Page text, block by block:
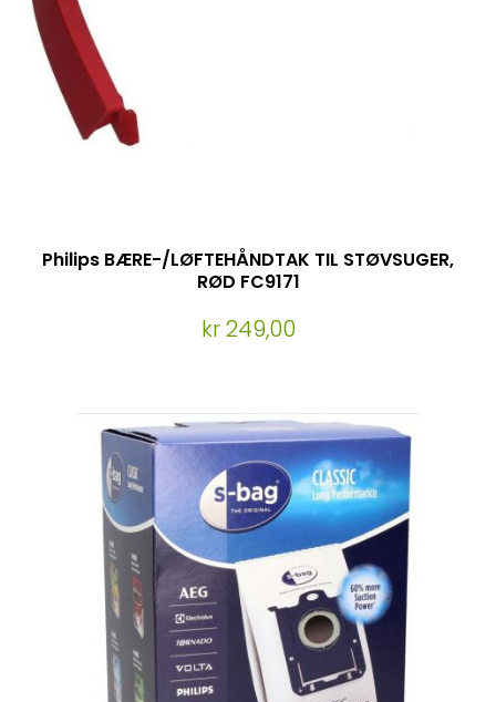
Philips BÆRE-/LØFTEHÅNDTAK TIL STØVSUGER,
RØD FC9171
kr 249,00